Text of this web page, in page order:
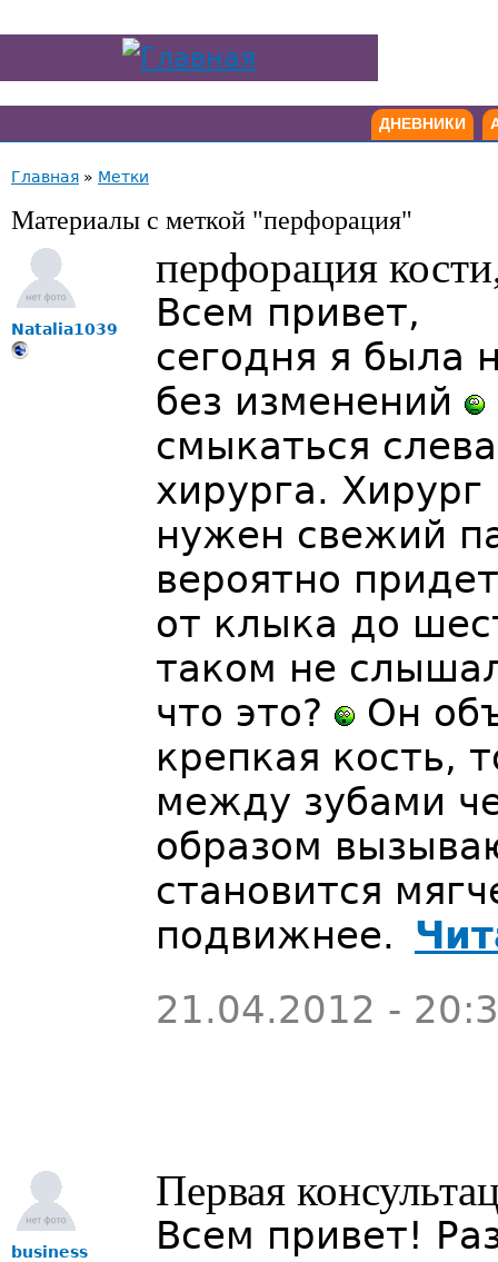
ДНЕВНИКИ
Главная » Метки
Материалы с меткой "перфорация"
Natalia1039
перфорация
Всем привет,
сегодня я была
без изменений
смыкаться
хирурга.
нужен свежий
вероятно
от клыка до
таком не
что это?
Он
крепкая кость,
между зубами
образом
становится
подвижнее.
21.04.2012 -
business
Первая
Всем привет!